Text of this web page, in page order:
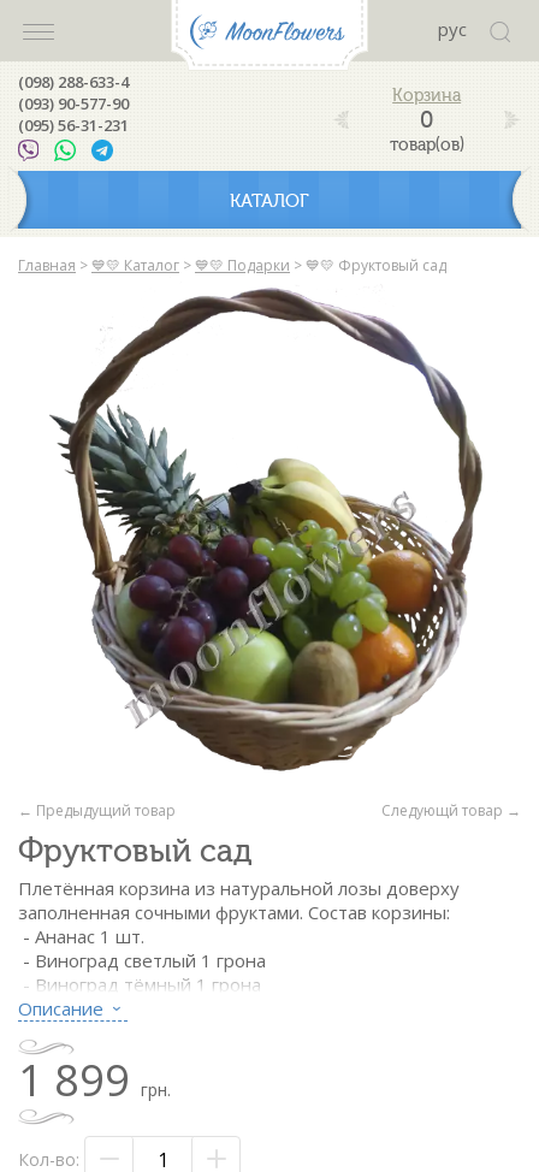
рус
(098) 288-633-4
(093) 90-577-90
(095) 56-31-231
0
товар(ов)
КАТАЛОГ
Главная > 💙💛 Каталог > 💙💛 Подарки > 💙💛 Фруктовый сад
Следующй товар →
← Предыдущий товар
Фруктовый сад
Плетённая корзина из натуральной лозы доверху
заполненная сочными фруктами. Состав корзины:
- Ананас 1 шт.
- Виноград светлый 1 грона
- Виноград тёмный 1 грона
- Киви 0,5 кг
- Яблоки 1 кг
- Апельсины 1 кг
В СОСТАВЕ КОРЗИНЫ ВОЗМОЖНЫ ЗАМЕНЫ НА
РАВНОЦЕННЫЕ ЭКВИВАЛЕНТЫ!
Описание
1 899 грн.
Кол-во: